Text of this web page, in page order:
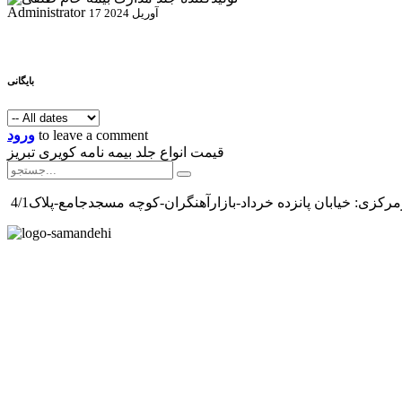
Administrator
17 آوریل 2024
بایگانی
ورود to leave a comment
قیمت انواع جلد بیمه نامه کویری تبریز
خیابان پانزده خرداد-بازارآهنگران-کوچه مسجدجامع-پلاک4/1